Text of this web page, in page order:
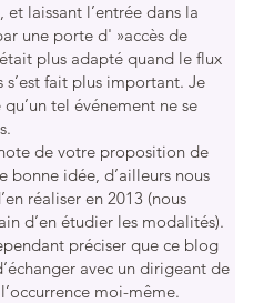
et laissant l’entrée dans la
une porte d' »accès de
plus adapté quand le flux
s’est fait plus important. Je
tel événement ne se
de votre proposition de
bonne idée, d’ailleurs nous
réaliser en 2013 (nous
d’en étudier les modalités).
préciser que ce blog
avec un dirigeant de
moi-même.